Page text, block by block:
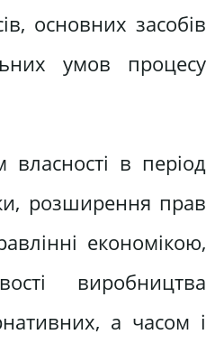
основних засобів
умов процесу
власності в період
розширення прав
економікою,
виробництва
а часом і